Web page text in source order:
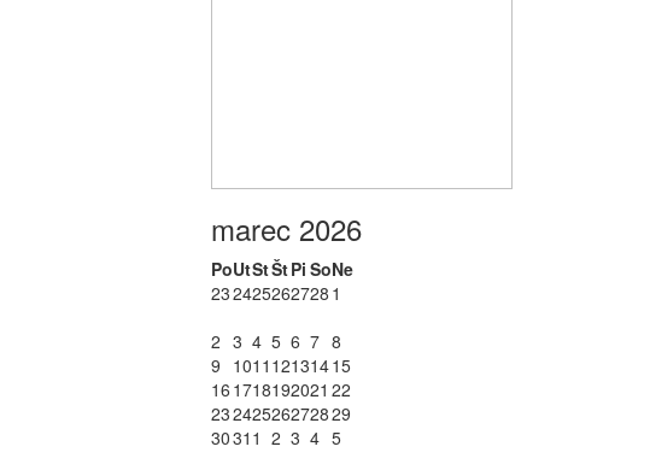
marec 2026
PoUtStŠtPi SoNe
232425262728 1
2 3 4 5 6 7 8
9 1011 12131415
16 1718192021 22
23242526272829
3031 1 2 3 4 5